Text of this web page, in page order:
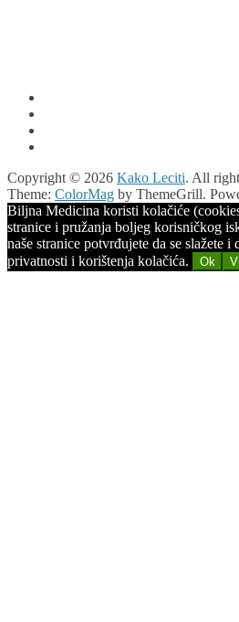
Copyright © 2026 Kako Leciti. All
Theme: ColorMag by ThemeGrill.
Biljna Medicina koristi kolačiće
stranice i pružanja boljeg korisničkog
naše stranice potvrđujete da se slažete
privatnosti i korištenja kolačića.
Ok